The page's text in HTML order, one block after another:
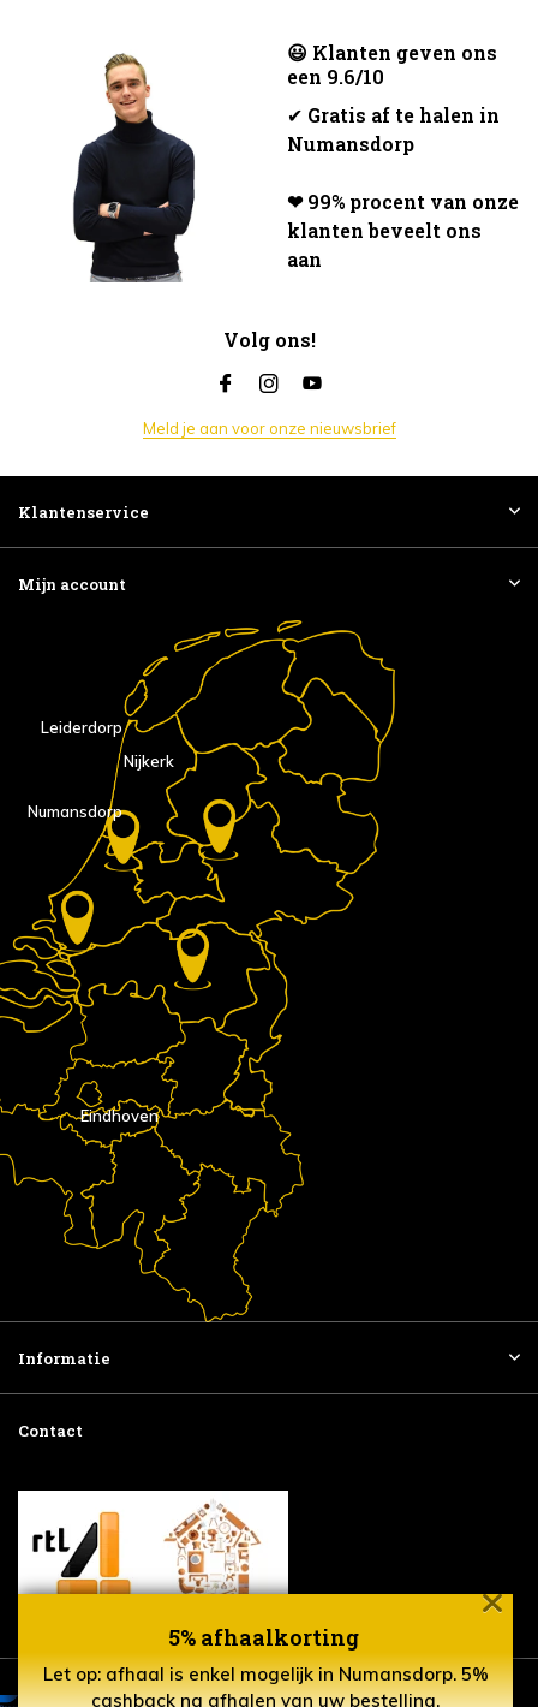
5% afhaalkorting
Let op: afhaal is enkel mogelijk in Numansdorp. 5%
cashback na afhalen van uw bestelling.
😃 Klanten geven ons
een 9.6/10
✔ Gratis af te halen in
Numansdorp
❤ 99% procent van onze
klanten beveelt ons
aan
Volg ons!
Meld je aan voor onze nieuwsbrief
Klantenservice
Mijn account
Eindhoven
Nijkerk
Numansdorp
Leiderdorp
Informatie
Contact